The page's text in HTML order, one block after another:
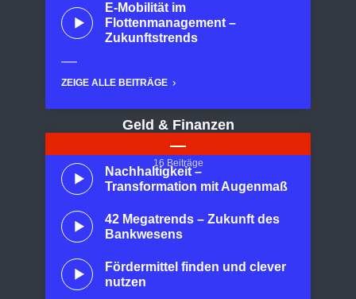
E-Mobilität im
Flottenmanagement –
Zukunftstrends
ZEIGE ALLE BEITRÄGE
Geld & Finanzen
16 Beiträge
Nachhaltigkeit –
Transformation mit Augenmaß
42 Megatrends – Zukunft des
Bankwesens
Fördermittel finden und clever
nutzen